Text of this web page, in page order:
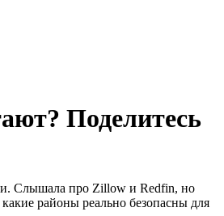
Поделитесь
Слышала про Zillow и Redfin, но
районы реально безопасны для